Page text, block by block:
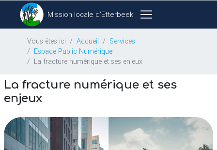
Mission locale d’Etterbeek
Vous êtes ici Accueil
Services
Espace Public Numérique
La fracture numérique et ses enjeux
La fracture numérique et ses
enjeux